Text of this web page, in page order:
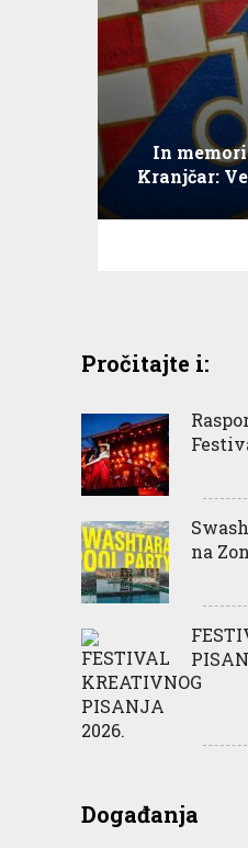
In
Kranjčar:
emisija
Pročitajte i:
na
Događanja